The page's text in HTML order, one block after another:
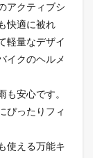
アクティブシ
快適に被れ
軽量なデザイ
イクのヘルメ
安心です。
ぴったりフィ
使える万能キ